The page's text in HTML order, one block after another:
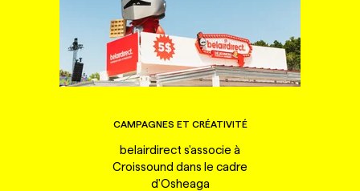
CAMPAGNES ET CRÉATIVITÉ
belairdirect s'associe à
Croissound dans le cadre
d'Osheaga